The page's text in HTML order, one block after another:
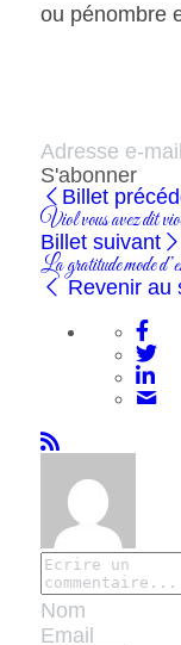
ou pénombre
S'abonner
Billet
Viol vous avez dit
Billet suivant
La gratitude mode
Revenir au